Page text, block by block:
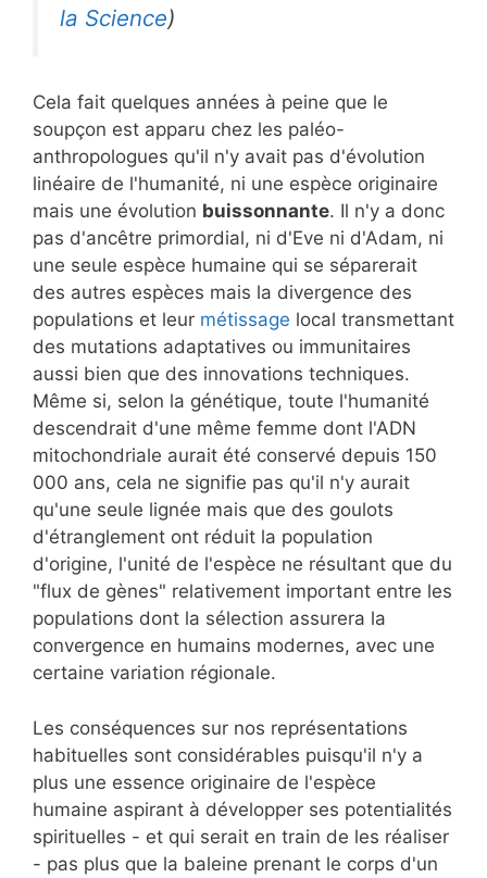
la Science)
Cela fait quelques années à peine que le
soupçon est apparu chez les paléo-
anthropologues qu'il n'y avait pas d'évolution
linéaire de l'humanité, ni une espèce originaire
mais une évolution buissonnante. Il n'y a donc
pas d'ancêtre primordial, ni d'Eve ni d'Adam, ni
une seule espèce humaine qui se séparerait
des autres espèces mais la divergence des
populations et leur métissage local transmettant
des mutations adaptatives ou immunitaires
aussi bien que des innovations techniques.
Même si, selon la génétique, toute l'humanité
descendrait d'une même femme dont l'ADN
mitochondriale aurait été conservé depuis 150
000 ans, cela ne signifie pas qu'il n'y aurait
qu'une seule lignée mais que des goulots
d'étranglement ont réduit la population
d'origine, l'unité de l'espèce ne résultant que du
"flux de gènes" relativement important entre les
populations dont la sélection assurera la
convergence en humains modernes, avec une
certaine variation régionale.
Les conséquences sur nos représentations
habituelles sont considérables puisqu'il n'y a
plus une essence originaire de l'espèce
humaine aspirant à développer ses potentialités
spirituelles - et qui serait en train de les réaliser
- pas plus que la baleine prenant le corps d'un